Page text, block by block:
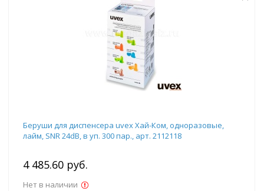
Беруши для диспенсера uvex Хай-Ком, одноразовые,
лайм, SNR 24dB, в уп. 300 пар., арт. 2112118
4 485.60 руб.
Нет в наличии